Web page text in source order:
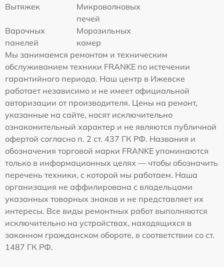
Вытяжек
Микроволновых
печей
Варочных
панелей
Морозильных
камер
Мы занимаемся ремонтом и техническим
обслуживанием техники FRANKE по истечении
гарантийного периода. Наш центр в Ижевске
работает независимо и не имеет официальной
авторизации от производителя. Цены на ремонт,
указанные на сайте, носят исключительно
ознакомительный характер и не являются публичной
офертой согласно п. 2 ст. 437 ГК РФ. Названия и
обозначения торговой марки FRANKE упоминаются
только в информационных целях — чтобы обозначить
перечень техники, с которой мы работаем. Наша
организация не аффилирована с владельцами
указанных товарных знаков и не представляет их
интересы. Все виды ремонтных работ выполняются
исключительно на устройствах, находящихся в
законном гражданском обороте, в соответствии со ст.
1487 ГК РФ.